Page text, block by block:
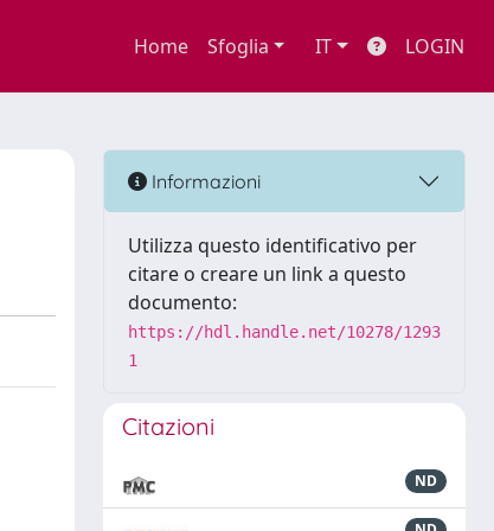
Home Sfoglia IT LOGIN
Informazioni
Utilizza questo identificativo per
citare o creare un link a questo
documento:
https://hdl.handle.net/10278/1293
1
Citazioni
ND